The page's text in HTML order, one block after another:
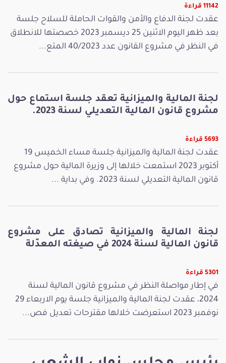
11142 قراءة
عقدت لجنة الدفاع والأمن والقوات الحاملة للسلاح جلسة
بعد ظهر اليوم الاثنين 25 ديسمبر 2023 خصصتها للانطلاق
في النظر في مشروع القانون عدد 40/2023 المتع...
لجنة المالية والميزانية تعقد جلسة استماع حول
مشروع قانون المالية التعديلي لسنة 2023.
5693 قراءة
عقدت لجنة المالية والميزانية جلسة مساء الخميس 19
أكتوبر 2023 استمعت خلالها إلى وزيرة المالية حول مشروع
قانون المالية التعديلي لسنة 2023. وفي بداية ...
لجنة المالية والميزانية تصادق على مشروع
قانون المالية لسنة 2024 في صيغته المعدّلة
5301 قراءة
في إطار مواصلة النظر في مشروع قانون المالية لسنة
2024، عقدت لجنة المالية والميزانية جلسة يوم الاربعاء 29
نوفمبر 2023 استعرضت خلالها مقترحات تعديل فص...